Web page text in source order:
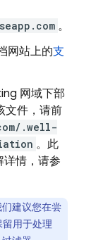
。
网站上的支
网域下部
文件，请前
.well-
。此
详情，请参
建议您在尝
用于处理